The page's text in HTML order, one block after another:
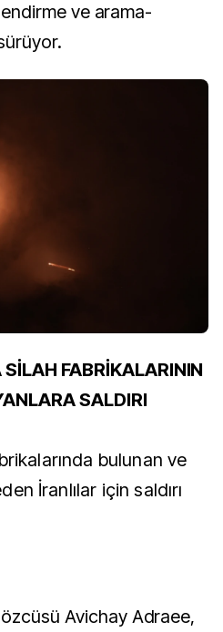
ve arama-
FABRİKALARININ
SALDIRI
bulunan ve
İranlılar için saldırı
Avichay Adraee,